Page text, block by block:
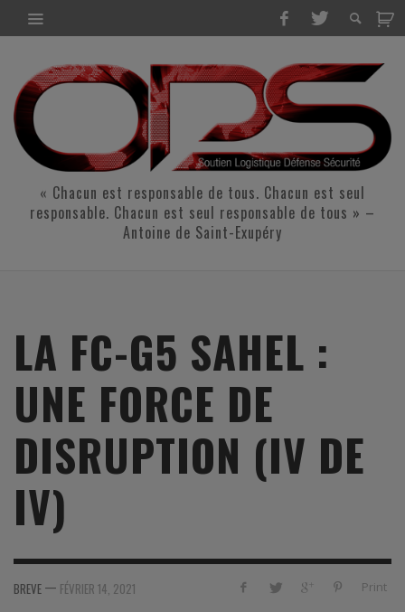
« Chacun est responsable de tous. Chacun est seul
responsable. Chacun est seul responsable de tous » –
Antoine de Saint-Exupéry
LA FC-G5 SAHEL :
UNE FORCE DE
DISRUPTION (IV DE
IV)
Print
BREVE — FÉVRIER 14, 2021